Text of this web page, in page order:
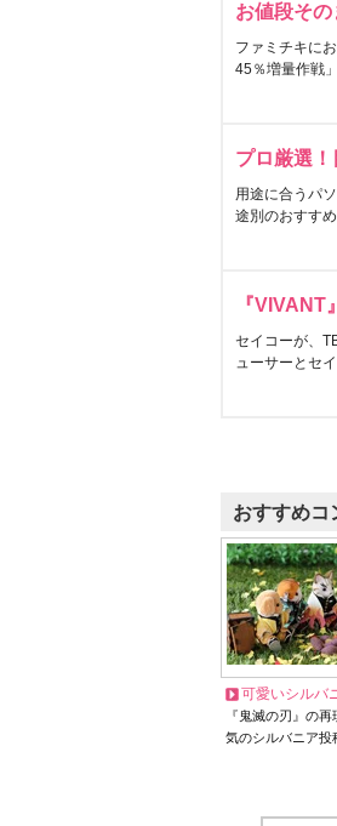
お値段そ
ファミチキに
45％増量作戦
プロ厳選
用途に合うパ
途別のおすす
『
セイコーが、
ューサーとセ
おすすめコ
可愛いシルバ
『鬼滅の刃』の再
気のシルバニア投